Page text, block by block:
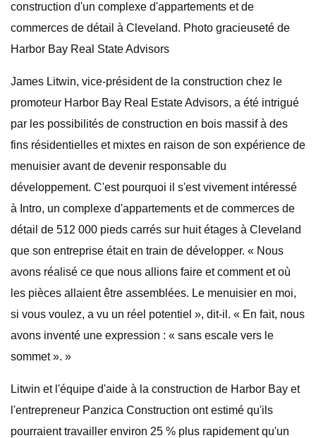
construction d'un complexe d'appartements et de
commerces de détail à Cleveland. Photo gracieuseté de
Harbor Bay Real State Advisors
James Litwin, vice-président de la construction chez le
promoteur Harbor Bay Real Estate Advisors, a été intrigué
par les possibilités de construction en bois massif à des
fins résidentielles et mixtes en raison de son expérience de
menuisier avant de devenir responsable du
développement. C'est pourquoi il s'est vivement intéressé
à Intro, un complexe d'appartements et de commerces de
détail de 512 000 pieds carrés sur huit étages à Cleveland
que son entreprise était en train de développer. « Nous
avons réalisé ce que nous allions faire et comment et où
les pièces allaient être assemblées. Le menuisier en moi,
si vous voulez, a vu un réel potentiel », dit-il. « En fait, nous
avons inventé une expression : « sans escale vers le
sommet ». »
Litwin et l'équipe d'aide à la construction de Harbor Bay et
l'entrepreneur Panzica Construction ont estimé qu'ils
pourraient travailler environ 25 % plus rapidement qu'un